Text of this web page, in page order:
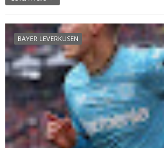
BAYER LEVERKUSEN